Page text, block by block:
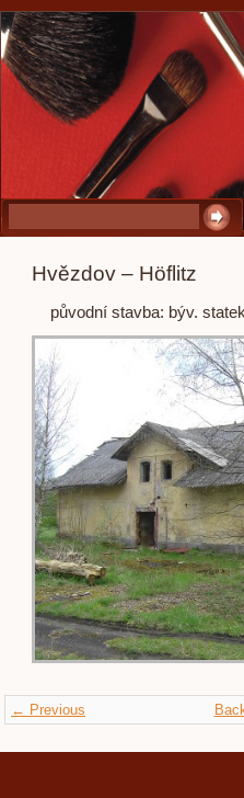
Hvězdov – Höflitz
původní stavba: býv.
← Previous